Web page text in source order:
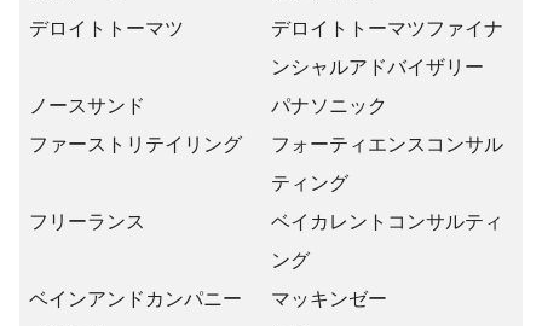
デロイトトーマツ
デロイトトーマツファイナ
ンシャルアドバイザリー
ノースサンド
パナソニック
ファーストリテイリング
フォーティエンスコンサル
ティング
フリーランス
ベイカレントコンサルティ
ング
ベインアンドカンパニー
マッキンゼー